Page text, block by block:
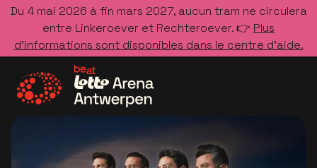
Du 4 mai 2026 à fin mars 2027, aucun tram ne circulera
entre Linkeroever et Rechteroever. 👉 Plus
d’informations sont disponibles dans le centre d’aide.
Allez à la page d'accueil